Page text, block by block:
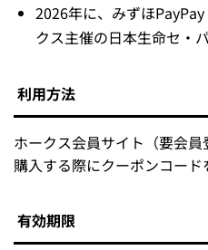
2026年に、みずほ
クス主催の日本生命セ・
利用方法
ホークス会員サイト（要会
購入する際にクーポンコード
有効期限